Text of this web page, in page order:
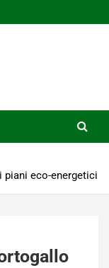
piani eco-energetici